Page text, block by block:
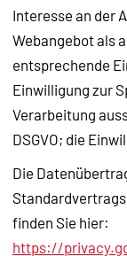
Interesse an der
Webangebot als
entsprechende
Einwilligung zur
Verarbeitung
DSGVO; die
Die
finden Sie hier:
https://